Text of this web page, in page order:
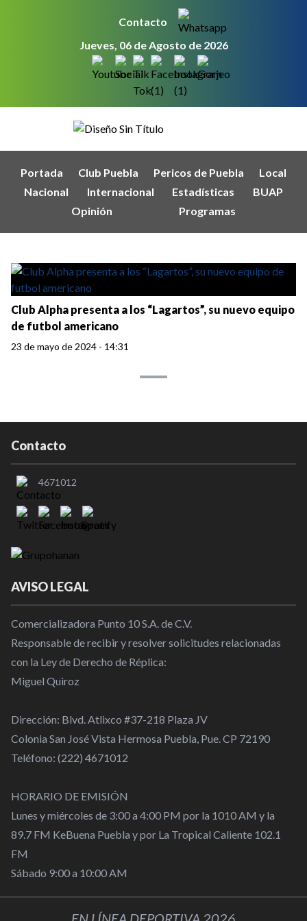
Contacto
Jueves, 06 de Agosto de 2026
Portada Club Puebla Pericos de Puebla
Local
Nacional
Internacional Estadísticas
BUAP
Opinión
Programas
Club Alpha presenta a los “Lagartos”, su nuevo equipo
de futbol americano
23 de mayo de 2024 - 14:31
Contacto
4671012
AVISO LEGAL
Comercializadora Punto 10 S.A. de C.V.
Responsable de recibir y resolver solicitudes relacionadas
con la Ley de Derecho de Réplica:
Miguel Quiroz
Dirección: Blvd. Atlixco #37-218 Plaza JV
Colonia San José Vista Hermosa Puebla, Pue. CP 72190
Teléfono: (222) 4671012
HORARIO DE EMISIÓN
Lunes y miércoles de 3:00 a 4:00 PM por la 1010 AM y la
89.7 FM KeBuena Puebla y por La Tropical Caliente 102.1
FM
Sábado 9:00 a 10:00 AM